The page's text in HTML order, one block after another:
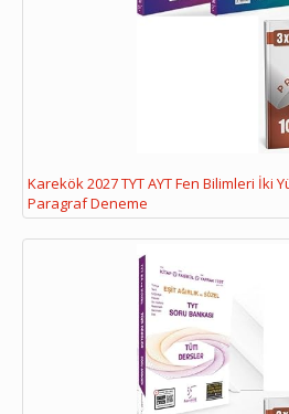
Karekök 2027 TYT AYT Fen Bilimleri İki
Paragraf Deneme